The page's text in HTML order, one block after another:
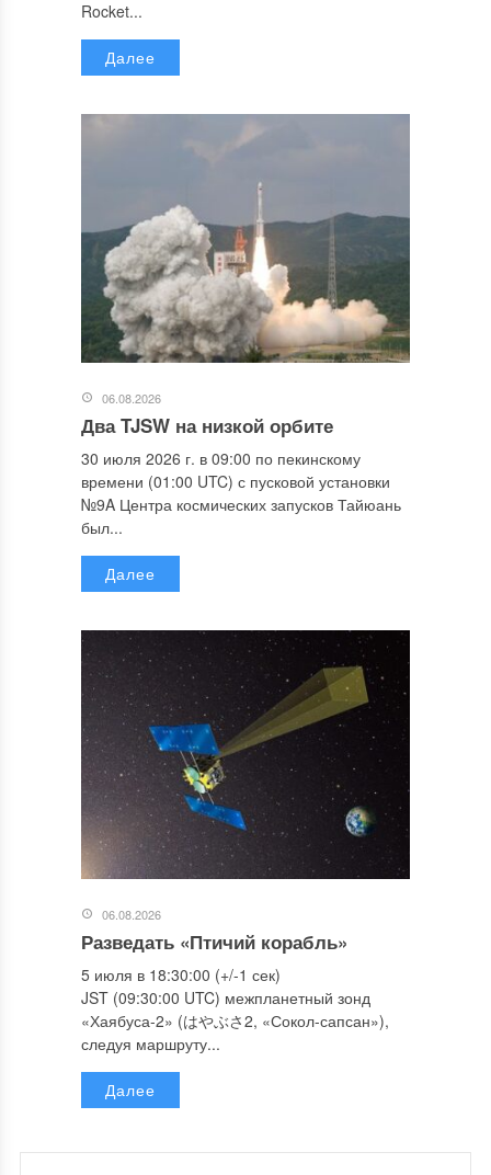
Rocket...
Далее
06.08.2026
Два TJSW на низкой орбите
30 июля 2026 г. в 09:00 по пекинскому
времени (01:00 UTC) с пусковой установки
№9A Центра космических запусков Тайюань
был...
Далее
06.08.2026
Разведать «Птичий корабль»
5 июля в 18:30:00 (+/-1 сек)
JST (09:30:00 UTC) межпланетный зонд
«Хаябуса-2» (はやぶさ2, «Сокол-сапсан»),
следуя маршруту...
Далее